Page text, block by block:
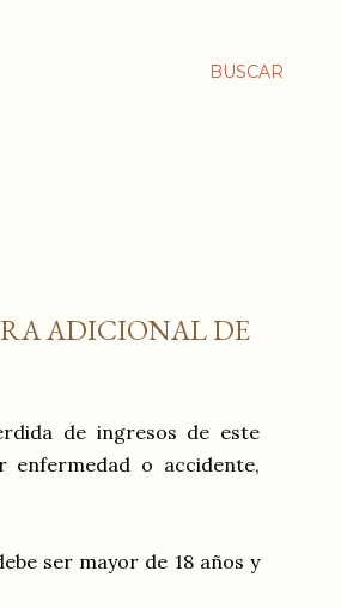
BUSCAR
ADICIONAL DE
de ingresos de este
o accidente,
ser mayor de 18 años y